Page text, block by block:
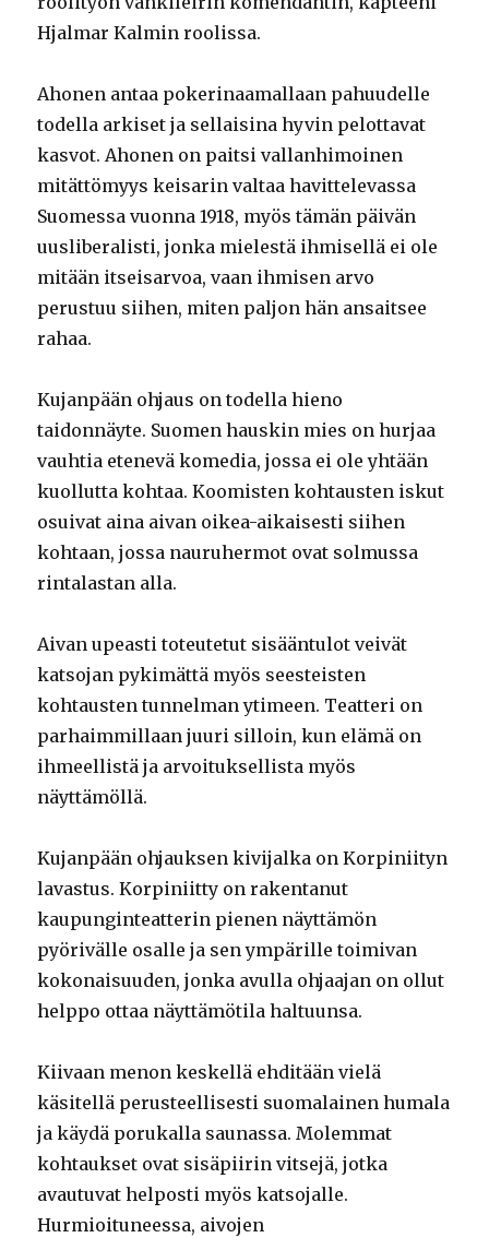
Hjalmar Kalmin roolissa.
Ahonen antaa pokerinaamallaan pahuudelle
todella arkiset ja sellaisina hyvin pelottavat
kasvot. Ahonen on paitsi vallanhimoinen
mitättömyys keisarin valtaa havittelevassa
Suomessa vuonna 1918, myös tämän päivän
uusliberalisti, jonka mielestä ihmisellä ei ole
mitään itseisarvoa, vaan ihmisen arvo
perustuu siihen, miten paljon hän ansaitsee
rahaa.
Kujanpään ohjaus on todella hieno
taidonnäyte. Suomen hauskin mies on hurjaa
vauhtia etenevä komedia, jossa ei ole yhtään
kuollutta kohtaa. Koomisten kohtausten iskut
osuivat aina aivan oikea-aikaisesti siihen
kohtaan, jossa nauruhermot ovat solmussa
rintalastan alla.
Aivan upeasti toteutetut sisääntulot veivät
katsojan pykimättä myös seesteisten
kohtausten tunnelman ytimeen. Teatteri on
parhaimmillaan juuri silloin, kun elämä on
ihmeellistä ja arvoituksellista myös
näyttämöllä.
Kujanpään ohjauksen kivijalka on Korpiniityn
lavastus. Korpiniitty on rakentanut
kaupunginteatterin pienen näyttämön
pyörivälle osalle ja sen ympärille toimivan
kokonaisuuden, jonka avulla ohjaajan on ollut
helppo ottaa näyttämötila haltuunsa.
Kiivaan menon keskellä ehditään vielä
käsitellä perusteellisesti suomalainen humala
ja käydä porukalla saunassa. Molemmat
kohtaukset ovat sisäpiirin vitsejä, jotka
avautuvat helposti myös katsojalle.
Hurmioituneessa, aivojen